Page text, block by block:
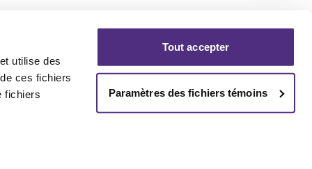
utilise des
ces fichiers
fichiers
Tout accepter
Paramètres des fichiers témoins